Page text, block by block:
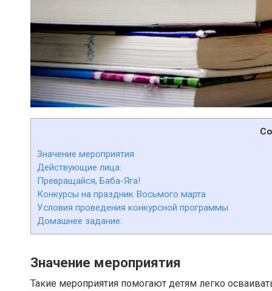
Значение мероприятия
Действующие лица:
Превращайся, Баба-Яга!
Конкурсы на праздник Восьмого марта
Условия проведения конкурсной программы
Домашнее задание:
Значение мероприятия
Такие мероприятия помогают детям легко